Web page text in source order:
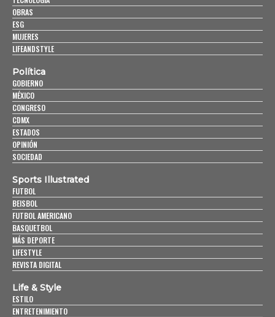
OBRAS
ESG
MUJERES
LIFEANDSTYLE
Política
GOBIERNO
MÉXICO
CONGRESO
CDMX
ESTADOS
OPINIÓN
SOCIEDAD
Sports Illustrated
FUTBOL
BEISBOL
FUTBOL AMERICANO
BASQUETBOL
MÁS DEPORTE
LIFESTYLE
REVISTA DIGITAL
Life & Style
ESTILO
ENTRETENIMIENTO